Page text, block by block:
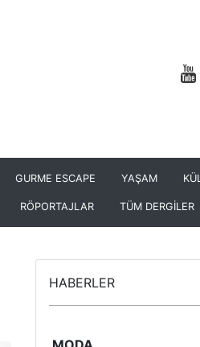
GURME ESCAPE YAŞAM
RÖPORTAJLAR TÜM DERGİLER
HABERLER